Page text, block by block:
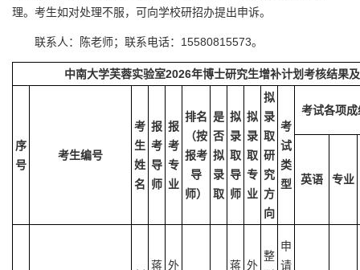
理。考生如对处理不服，可向学校研招办提出申诉。
联系人：陈老师；联系电话：15580815573。
中南大学芙蓉实验室2026年博士研究生增补计划考核结果
序
号
考生编号
考
生
姓
名
报
考
导
师
报
考
专
业
排名
（按
报考
导
师）
是
否
拟
录
取
拟
录
取
导
师
拟
录
取
专
业
拟
录
取
研
究
方
向
考
试
类
型
考试各项成
英语 专业
蒋 外
蒋 外
整
申
请